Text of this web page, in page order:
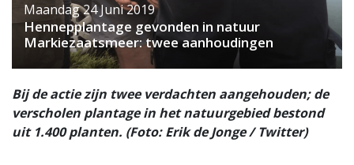
Maandag 24 Juni 2019
Hennepplantage gevonden in natuur
Markiezaatsmeer: twee aanhoudingen
Bij de actie zijn twee verdachten aangehouden; de
verscholen plantage in het natuurgebied bestond
uit 1.400 planten. (Foto: Erik de Jonge / Twitter)